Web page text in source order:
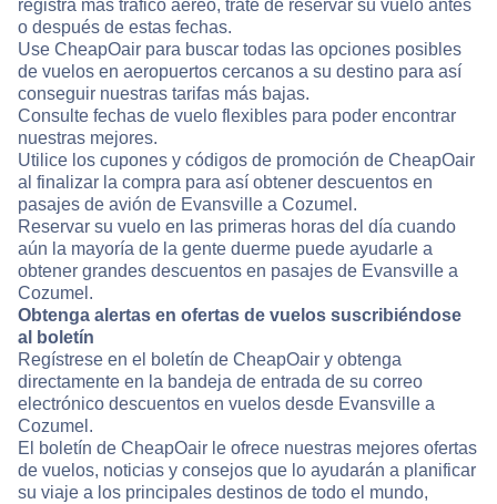
registra más tráfico aéreo, trate de reservar su vuelo antes
o después de estas fechas.
Use CheapOair para buscar todas las opciones posibles
de vuelos en aeropuertos cercanos a su destino para así
conseguir nuestras tarifas más bajas.
Consulte fechas de vuelo flexibles para poder encontrar
nuestras mejores.
Utilice los cupones y códigos de promoción de CheapOair
al finalizar la compra para así obtener descuentos en
pasajes de avión de Evansville a Cozumel.
Reservar su vuelo en las primeras horas del día cuando
aún la mayoría de la gente duerme puede ayudarle a
obtener grandes descuentos en pasajes de Evansville a
Cozumel.
Obtenga alertas en ofertas de vuelos suscribiéndose
al boletín
Regístrese en el boletín de CheapOair y obtenga
directamente en la bandeja de entrada de su correo
electrónico descuentos en vuelos desde Evansville a
Cozumel.
El boletín de CheapOair le ofrece nuestras mejores ofertas
de vuelos, noticias y consejos que lo ayudarán a planificar
su viaje a los principales destinos de todo el mundo,